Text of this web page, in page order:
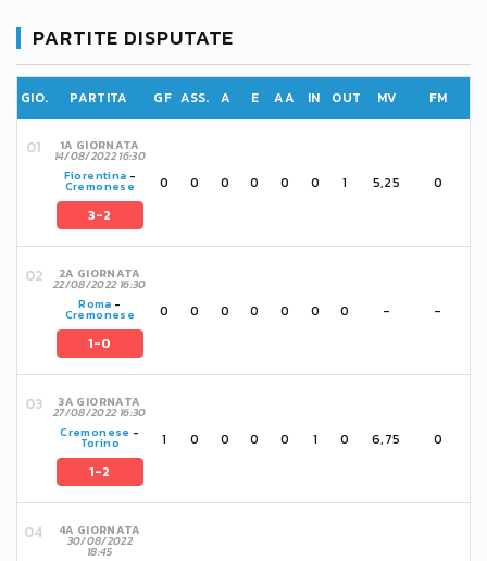
PARTITE DISPUTATE
GIO. PARTITA GF ASS. A E AA IN OUT MV FM
1A GIORNATA
14/08/2022 16:30
Fiorentina -
Cremonese
3-2
0 0 0 0 0 0 1 5,25 0
2A GIORNATA
22/08/2022 16:30
Roma -
Cremonese
1-0
0 0 0 0 0 0 0 - -
3A GIORNATA
27/08/2022 16:30
Cremonese -
Torino
1-2
1 0 0 0 0 1 0 6,75 0
4A GIORNATA
30/08/2022
18:45